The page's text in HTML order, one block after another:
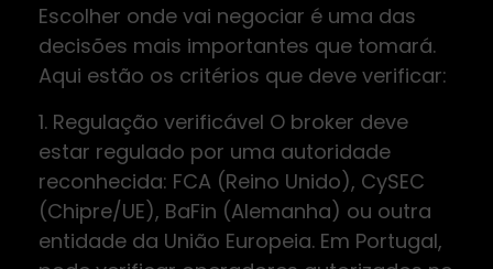
Escolher onde vai negociar é uma das
decisões mais importantes que tomará.
Aqui estão os critérios que deve verificar:
1. Regulação verificável O broker deve
estar regulado por uma autoridade
reconhecida: FCA (Reino Unido), CySEC
(Chipre/UE), BaFin (Alemanha) ou outra
entidade da União Europeia. Em Portugal,